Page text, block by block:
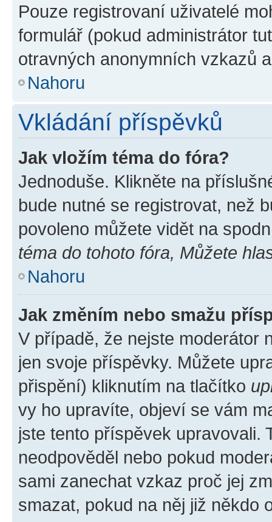
Pouze registrovaní uživatelé
formulář (pokud administrátor
otravných anonymních vzkazů
Nahoru
Vkládání příspěvků
Jak vložím téma do fóra?
Jednoduše. Klikněte na
bude nutné se registrovat, než
povoleno můžete vidět na
téma do tohoto fóra, Můžete
Nahoru
Jak změním nebo smažu
V případě, že nejste moderátor
jen svoje příspěvky. Můžete
přispění) kliknutím na tlačítko
vy ho upravíte, objeví se vám
jste tento příspěvek upravovali.
neodpověděl nebo pokud
sami zanechat vzkaz proč jej
smazat, pokud na něj již někdo